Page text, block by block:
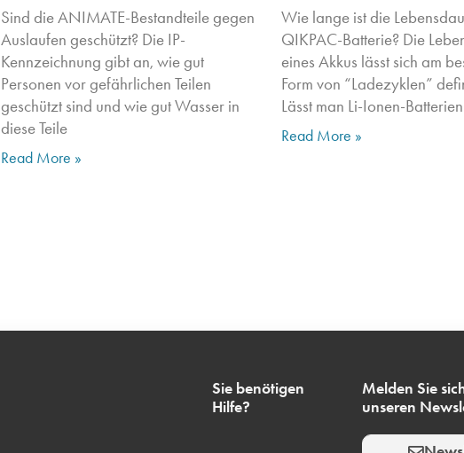
Sind die ANIMATE-Bestandteile gegen
Auslaufen geschützt? Die IP-
Kennzeichnung gibt an, wie gut
Personen vor gefährlichen Teilen
geschützt sind und wie gut Wasser in
diese Teile
Read More »
Wie lange ist die
QIKPAC-Batterie? Die
eines Akkus lässt sich am
Form von “Ladezyklen”
Lässt man Li-Ionen-
Read More »
Sie benötigen
Hilfe?
Melden Sie
unseren